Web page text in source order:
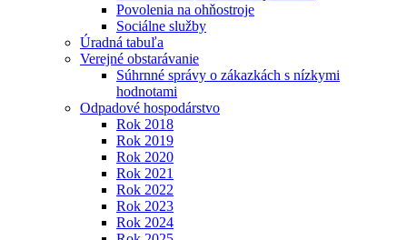
Povolenia na ohňostroje
Sociálne služby
Úradná tabuľa
Verejné obstarávanie
Súhrnné správy o zákazkách s nízkymi
hodnotami
Odpadové hospodárstvo
Rok 2018
Rok 2019
Rok 2020
Rok 2021
Rok 2022
Rok 2023
Rok 2024